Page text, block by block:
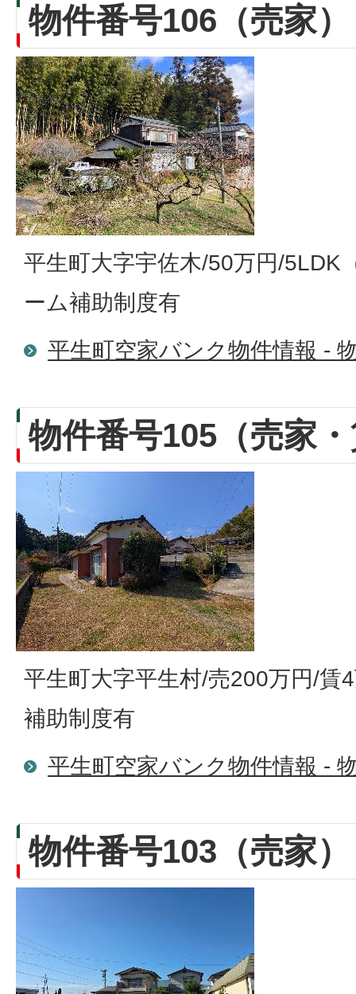
物件番号106（売家）
平生町大字宇佐木/50万円/5LDK
ーム補助制度有
平生町空家バンク物件情報 -
物件番号105（売家
平生町大字平生村/売200万円/賃
補助制度有
平生町空家バンク物件情報 -
物件番号103（売家）